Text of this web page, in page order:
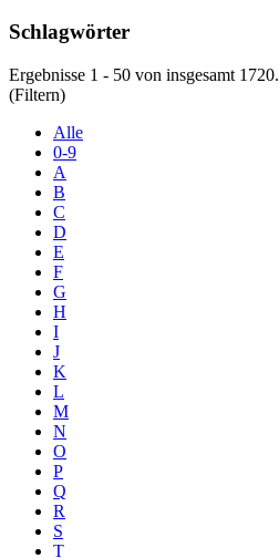
Schlagwörter
Ergebnisse 1 - 50 von insgesamt 1720.
(Filtern)
Alle
0-9
A
B
C
D
E
F
G
H
I
J
K
L
M
N
O
P
Q
R
S
T